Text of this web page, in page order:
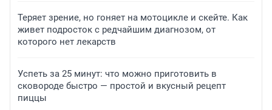
Теряет зрение, но гоняет на мотоцикле и скейте. Как
живет подросток с редчайшим диагнозом, от
которого нет лекарств
Успеть за 25 минут: что можно приготовить в
сковороде быстро — простой и вкусный рецепт
пиццы